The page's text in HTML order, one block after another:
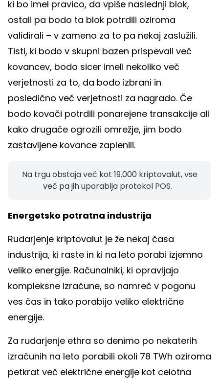
ki bo imel pravico, da vpiše naslednji blok,
ostali pa bodo ta blok potrdili oziroma
validirali – v zameno za to pa nekaj zaslužili.
Tisti, ki bodo v skupni bazen prispevali več
kovancev, bodo sicer imeli nekoliko več
verjetnosti za to, da bodo izbrani in
posledično več verjetnosti za nagrado. Če
bodo kovači potrdili ponarejene transakcije ali
kako drugače ogrozili omrežje, jim bodo
zastavljene kovance zaplenili.
Na trgu obstaja več kot 19.000 kriptovalut, vse
več pa jih uporablja protokol POS.
Energetsko potratna industrija
Rudarjenje kriptovalut je že nekaj časa
industrija, ki raste in ki na leto porabi izjemno
veliko energije. Računalniki, ki opravljajo
kompleksne izračune, so namreč v pogonu
ves čas in tako porabijo veliko električne
energije.
Za rudarjenje ethra so denimo po nekaterih
izračunih na leto porabili okoli 78 TWh oziroma
petkrat več električne energije kot celotna